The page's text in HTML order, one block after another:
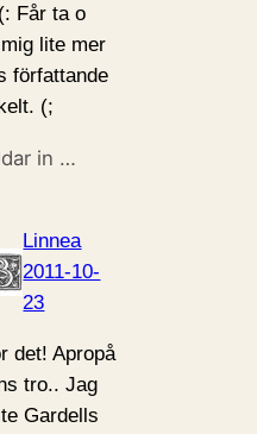
Får ta o
lite mer
författande
(;
in …
Linnea
2011-10-
23
det! Apropå
tro.. Jag
Gardells